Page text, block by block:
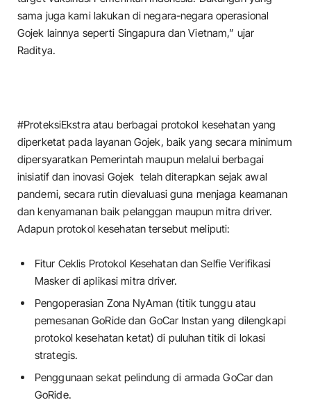
sama juga kami lakukan di negara-negara operasional
Gojek lainnya seperti Singapura dan Vietnam,” ujar
Raditya.
#ProteksiEkstra atau berbagai protokol kesehatan yang
diperketat pada layanan Gojek, baik yang secara minimum
dipersyaratkan Pemerintah maupun melalui berbagai
inisiatif dan inovasi Gojek telah diterapkan sejak awal
pandemi, secara rutin dievaluasi guna menjaga keamanan
dan kenyamanan baik pelanggan maupun mitra driver.
Adapun protokol kesehatan tersebut meliputi:
Fitur Ceklis Protokol Kesehatan dan Selfie Verifikasi
Masker di aplikasi mitra driver.
Pengoperasian Zona NyAman (titik tunggu atau
pemesanan GoRide dan GoCar Instan yang dilengkapi
protokol kesehatan ketat) di puluhan titik di lokasi
strategis.
Penggunaan sekat pelindung di armada GoCar dan
GoRide.